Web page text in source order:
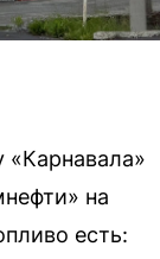
«Карнавала»
на
есть: